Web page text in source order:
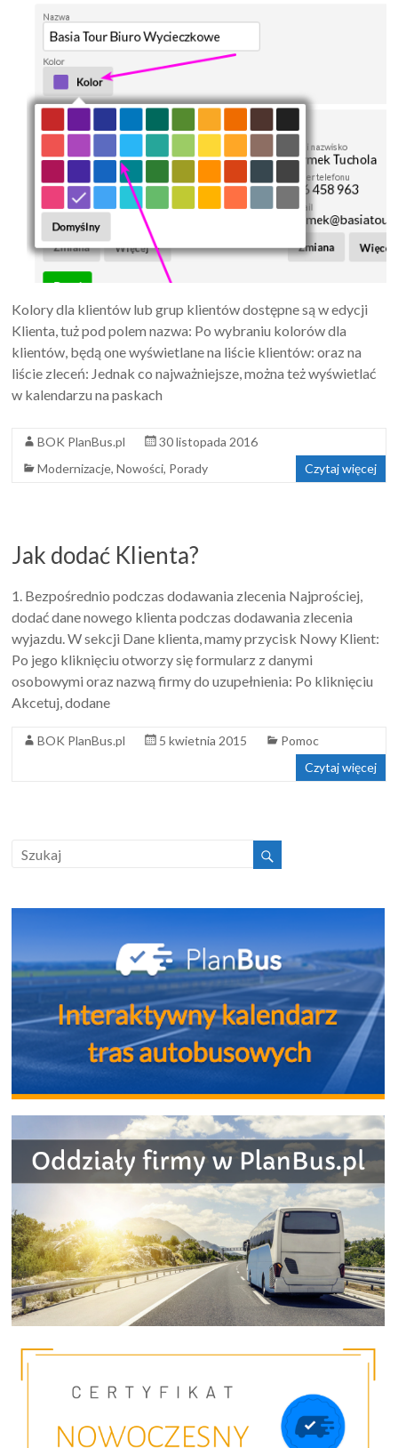
Kolory dla klientów lub grup klientów dostępne są w edycji
Klienta, tuż pod polem nazwa: Po wybraniu kolorów dla
klientów, będą one wyświetlane na liście klientów: oraz na
liście zleceń: Jednak co najważniejsze, można też wyświetlać
w kalendarzu na paskach
BOK PlanBus.pl
30 listopada 2016
Modernizacje,Nowości, Porady Czytaj więcej
Jak dodać Klienta?
1. Bezpośrednio podczas dodawania zlecenia Najprościej,
dodać dane nowego klienta podczas dodawania zlecenia
wyjazdu. W sekcji Dane klienta, mamy przycisk Nowy Klient:
Po jego kliknięciu otworzy się formularz z danymi
osobowymi oraz nazwą firmy do uzupełnienia: Po kliknięciu
Akcetuj, dodane
BOK PlanBus.pl 5 kwietnia 2015
Pomoc
Czytaj więcej